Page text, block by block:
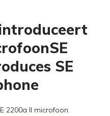
SE
2200a II microfoon.